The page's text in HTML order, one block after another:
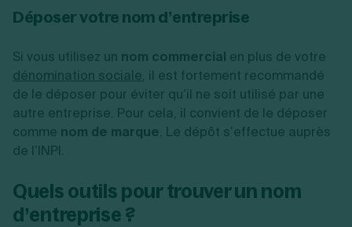
Déposer votre nom d’entreprise
Si vous utilisez un nom commercial en plus de votre
dénomination sociale, il est fortement recommandé
de le déposer pour éviter qu’il ne soit utilisé par une
autre entreprise. Pour cela, il convient de le déposer
comme nom de marque. Le dépôt s’effectue auprès
de l’INPI.
Quels outils pour trouver un nom
d’entreprise ?